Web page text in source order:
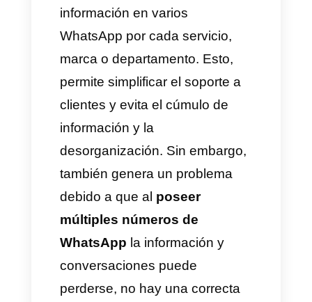
Hablemos del multi-número
en WhatsApp
Entendemos perfectamente
que la mayoría de las empresas
en este 2023 están avanzadas
en sus negocios dentro del
ámbito digital. Por esto,
sabemos que elmulti-número
de WhatsApp
es una
funcionalidad importantísima